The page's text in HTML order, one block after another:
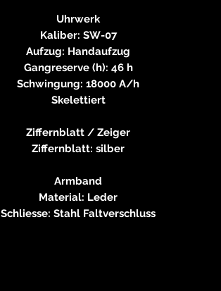
Uhrwerk
Kaliber: SW-07
Aufzug: Handaufzug
Gangreserve (h): 46 h
Schwingung: 18000 A/h
Skelettiert
Ziffernblatt / Zeiger
Ziffernblatt: silber
Armband
Material: Leder
Schliesse: Stahl Faltverschluss